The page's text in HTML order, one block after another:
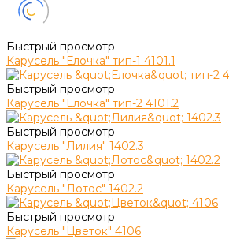
Быстрый просмотр
Карусель "Елочка" тип-1 4101.1
Быстрый просмотр
Карусель "Елочка" тип-2 4101.2
Быстрый просмотр
Карусель "Лилия" 1402.3
Быстрый просмотр
Карусель "Лотос" 1402.2
Быстрый просмотр
Карусель "Цветок" 4106